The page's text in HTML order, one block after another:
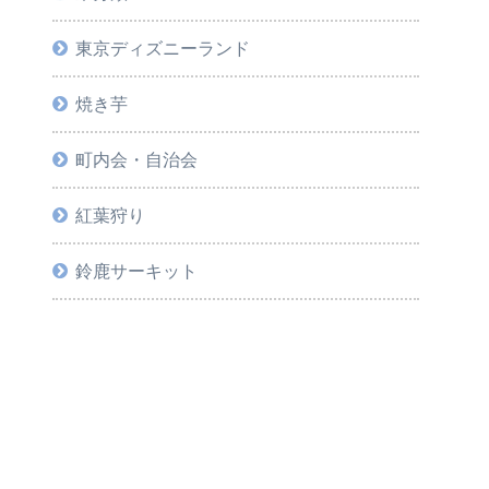
東京ディズニーランド
焼き芋
町内会・自治会
紅葉狩り
鈴鹿サーキット